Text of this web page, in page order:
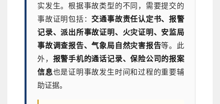
实发生。根据事故类型的不同，需要提交的
事故证明包括： 交通事故责任认定书、报警
记录、派出所事故证明、火灾证明、安监局
事故调查报告、气象局自然灾害报告等。此
外， 报警手机的通话记录、保险公司的报案
信息也是证明事故发生时间和过程的重要辅
助证据。